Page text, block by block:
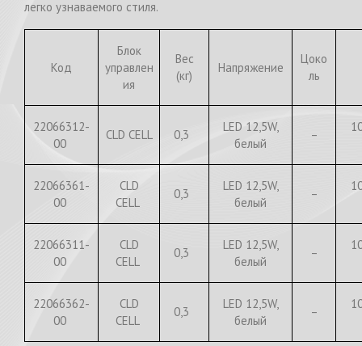
легко узнаваемого стиля.
Код
Блок
управлен
ия
Вес
(кг)
Напряжение
Цоко
ль
22066312-
00
CLD CELL 0,3
LED 12,5W,
белый
–
22066361-
00
CLD
CELL
0,3
LED 12,5W,
белый
–
22066311-
00
CLD
CELL
0,3
LED 12,5W,
белый
–
22066362-
00
CLD
CELL
0,3
LED 12,5W,
белый
–